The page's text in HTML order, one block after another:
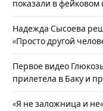
показали в
Надежда Сысоева
«Просто другой
Первое видео
прилетела в Баку и
«Я не заложница и